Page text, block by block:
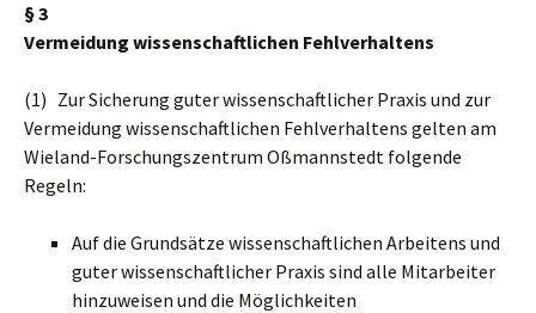
§ 3
Vermeidung wissenschaftlichen Fehlverhaltens
(1) Zur Sicherung guter wissenschaftlicher Praxis und zur
Vermeidung wissenschaftlichen Fehlverhaltens gelten am
Wieland-Forschungszentrum Oßmannstedt folgende
Regeln:
Auf die Grundsätze wissenschaftlichen Arbeitens und
guter wissenschaftlicher Praxis sind alle Mitarbeiter
hinzuweisen und die Möglichkeiten